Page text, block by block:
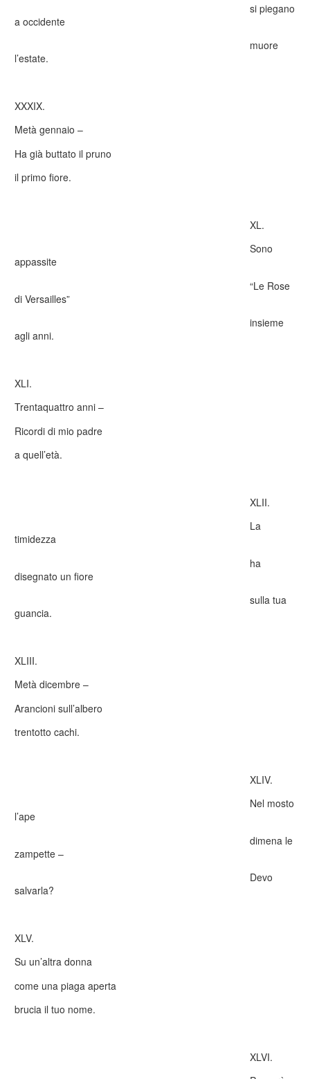
si piegano
a occidente
muore
l’estate.
XXXIX.
Metà gennaio –
Ha già buttato il pruno
il primo fiore.
XL.
Sono
appassite
“Le Rose
di Versailles”
insieme
agli anni.
XLI.
Trentaquattro anni –
Ricordi di mio padre
a quell’età.
XLII.
La
timidezza
ha
disegnato un fiore
sulla tua
guancia.
XLIII.
Metà dicembre –
Arancioni sull’albero
trentotto cachi.
XLIV.
Nel mosto
l’ape
dimena le
zampette –
Devo
salvarla?
XLV.
Su un’altra donna
come una piaga aperta
brucia il tuo nome.
XLVI.